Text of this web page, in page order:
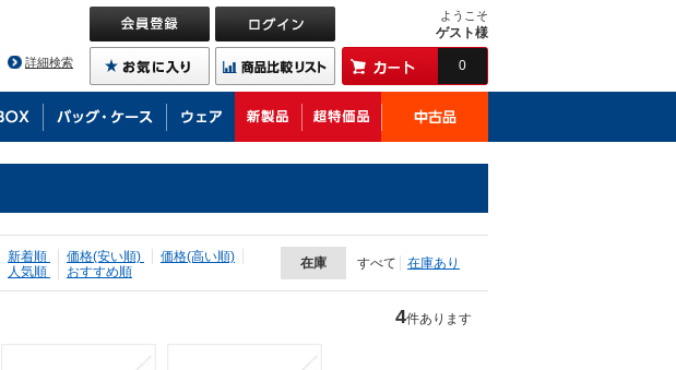
詳細検索
ようこそ
ゲスト様
0
新着順 価格(安い順)
価格(高い順)
人気順
おすすめ順
在庫 すべて 在庫あり
4件あります